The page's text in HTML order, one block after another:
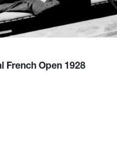
French Open 1928